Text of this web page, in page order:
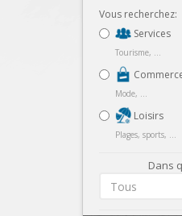
Vous recherchez:
Services
Tourisme, ...
Mode, ...
Loisirs
Plages, sports, ...
Dans
Tous